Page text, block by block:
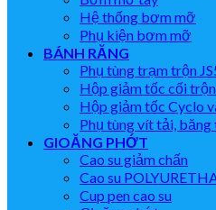
Hệ thống bơm mỡ
Phụ kiện bơm mỡ
BÁNH RĂNG
Phụ tùng trạm trộn
Hộp giảm tốc cối trộn
Hộp giảm tốc Cyclo
Phụ tùng vít tải, băng
GIOĂNG PHỚT
Cao su giảm chấn
Cao su
Cup pen cao su